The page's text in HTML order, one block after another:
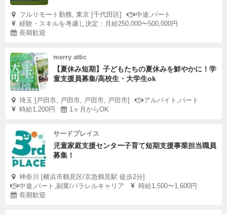
フルリモート勤務, 東京 [千代田区]
中途,パート
経験・スキルを考慮し決定：月給250,000〜500,000円
長期歓迎
merry attic
【夏休み短期】子どもたちの夏休みを鮮やかに！学
童支援員募集/高校生・大学生ok
埼玉 [戸田市, 戸田市, 戸田市, 戸田市]
アルバイト,パート
時給1,200円
1ヶ月からOK
サードプレイス
児童家庭支援センター子育て短期支援事業担当職員
募集！
神奈川 [横浜市鶴見区/京急鶴見駅 徒歩2分]
中途,パート,副業/パラレルキャリア
時給1,500〜1,600円
長期歓迎